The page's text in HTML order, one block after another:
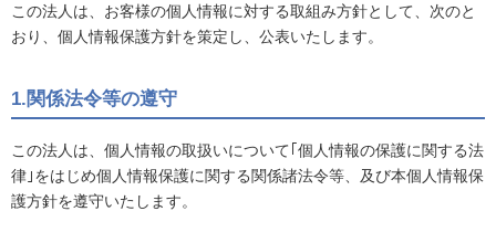
この法人は、お客様の個人情報に対する取組み方針として、次のと
おり、個人情報保護方針を策定し、公表いたします。
1.関係法令等の遵守
この法人は、個人情報の取扱いについて｢個人情報の保護に関する法
律｣をはじめ個人情報保護に関する関係諸法令等、及び本個人情報保
護方針を遵守いたします。